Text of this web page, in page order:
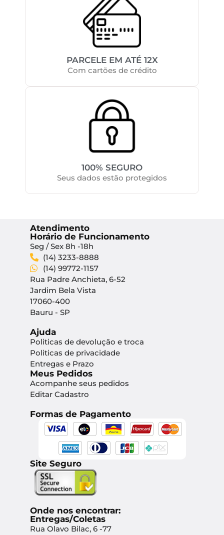
PARCELE EM ATÉ 12X
Com cartões de crédito
100% SEGURO
Seus dados estão protegidos
Atendimento
Horário de Funcionamento
Seg / Sex 8h -18h
(14) 3233-8888
(14) 99772-1157
Rua Padre Anchieta, 6-52
Jardim Bela Vista
17060-400
Bauru - SP
Ajuda
Politicas de devolução e troca
Politicas de privacidade
Entregas e Prazo
Meus Pedidos
Acompanhe seus pedidos
Editar Cadastro
Formas de Pagamento
Site Seguro
Onde nos encontrar:
Entregas/Coletas
Rua Olavo Bilac, 6 -77